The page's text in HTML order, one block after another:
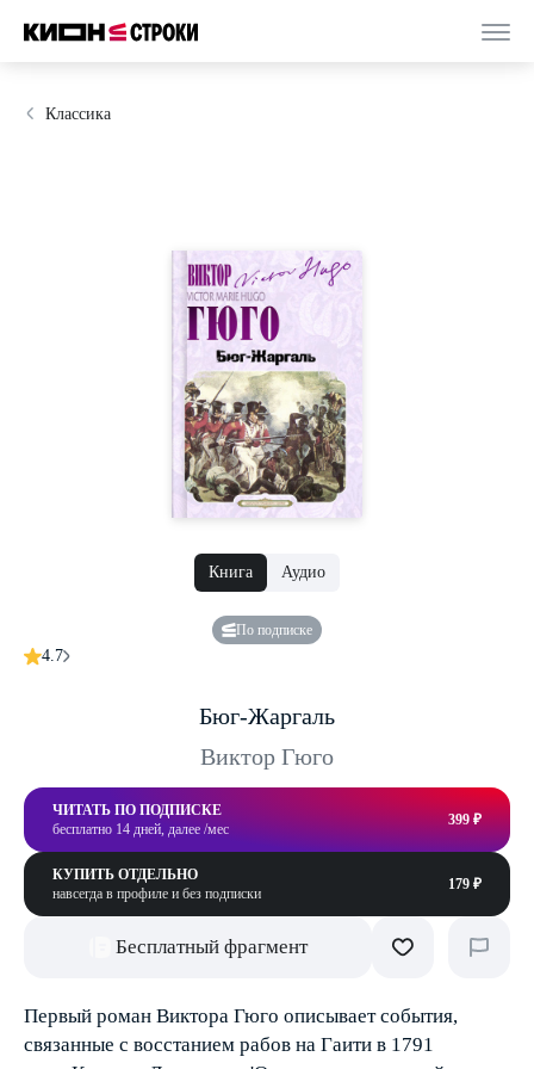
Классика
Книга Аудио
По подписке
4.7
Бюг-Жаргаль
Виктор Гюго
ЧИТАТЬ ПО ПОДПИСКЕ
бесплатно 14 дней, далее /мес
399 ₽
КУПИТЬ ОТДЕЛЬНО
навсегда в профиле и без подписки
179 ₽
Бесплатный фрагмент
Первый роман Виктора Гюго описывает события,
связанные с восстанием рабов на Гаити в 1791